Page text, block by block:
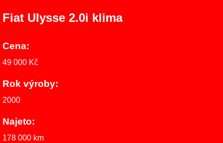
Fiat Ulysse 2.0i klima
Cena:
49 000 Kč
Rok výroby:
2000
Najeto:
178 000 km